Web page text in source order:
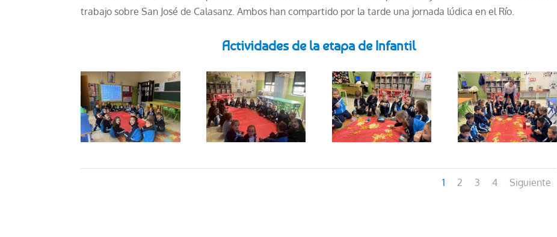
trabajo sobreSan José de Calasanz. Ambos han compartido por la tarde una jornada lúdica en el Río.
Actividades de la etapa de Infantil
1 2 3 4 Siguiente